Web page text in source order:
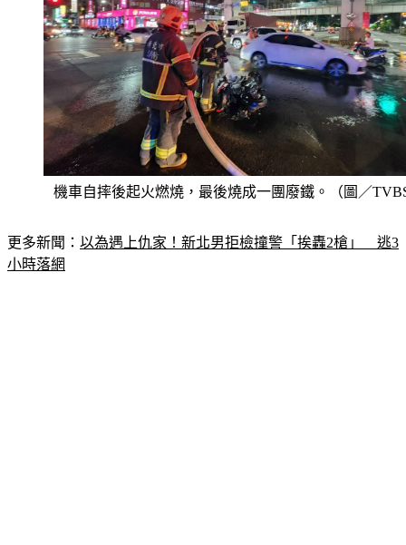
機車自摔後起火燃燒，最後燒成一團廢鐵。（圖／
小時落網